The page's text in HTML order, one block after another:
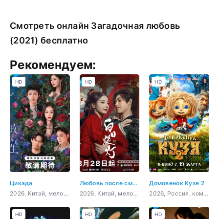
Смотреть онлайн Загадочная любовь
(2021) бесплатно
Рекомендуем:
Цикада
2026, Китай, мелодрама
HD
Любовь после смерти
2026, Китай, мелодрама, фэнтези
HD
Домовенок Кузя 2
2026, Россия, комедия, семейный, фэнтези
HD
HD HD HD